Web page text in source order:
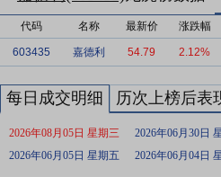
代码 名称 最新价 涨跌幅
603435 嘉德利 54.79 2.12%
每日成交明细 历次上榜后表
2026年08月05日 星期三 2026年06月30日
2026年06月05日 星期五
2026年06月04日